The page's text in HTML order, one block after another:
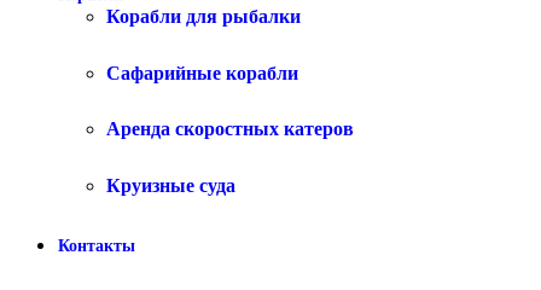
Корабли для рыбалки
Сафарийные корабли
Аренда скоростных катеров
Круизные суда
Контакты